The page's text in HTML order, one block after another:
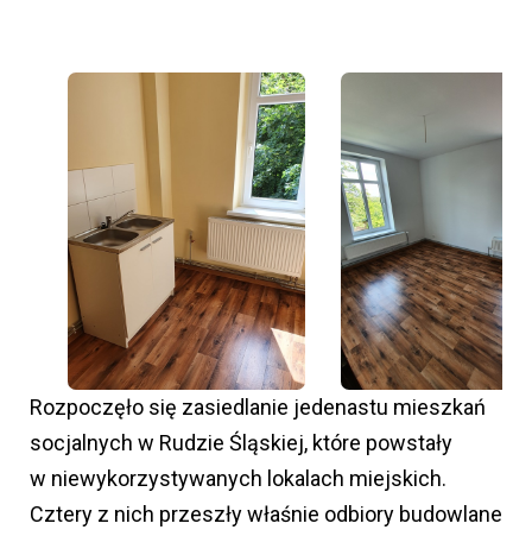
Rozpoczęło się zasiedlanie jedenastu mieszkań
socjalnych w Rudzie Śląskiej, które powstały
w niewykorzystywanych lokalach miejskich.
Cztery z nich przeszły właśnie odbiory budowlane